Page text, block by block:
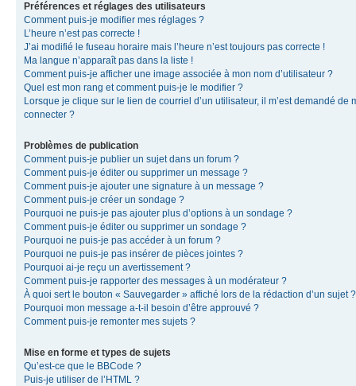
Préférences et réglages des utilisateurs
Comment puis-je modifier mes réglages ?
L’heure n’est pas correcte !
J’ai modifié le fuseau horaire mais l’heure n’est toujours pas correcte !
Ma langue n’apparaît pas dans la liste !
Comment puis-je afficher une image associée à mon nom d’utilisateur ?
Quel est mon rang et comment puis-je le modifier ?
Lorsque je clique sur le lien de courriel d’un utilisateur, il m’est demandé de
connecter ?
Problèmes de publication
Comment puis-je publier un sujet dans un forum ?
Comment puis-je éditer ou supprimer un message ?
Comment puis-je ajouter une signature à un message ?
Comment puis-je créer un sondage ?
Pourquoi ne puis-je pas ajouter plus d’options à un sondage ?
Comment puis-je éditer ou supprimer un sondage ?
Pourquoi ne puis-je pas accéder à un forum ?
Pourquoi ne puis-je pas insérer de pièces jointes ?
Pourquoi ai-je reçu un avertissement ?
Comment puis-je rapporter des messages à un modérateur ?
À quoi sert le bouton « Sauvegarder » affiché lors de la rédaction d’un sujet ?
Pourquoi mon message a-t-il besoin d’être approuvé ?
Comment puis-je remonter mes sujets ?
Mise en forme et types de sujets
Qu’est-ce que le BBCode ?
Puis-je utiliser de l’HTML ?